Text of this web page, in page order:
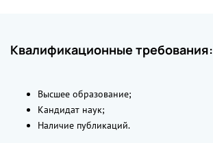
Квалификационные требования:
Высшее образование;
Кандидат наук;
Наличие публикаций.